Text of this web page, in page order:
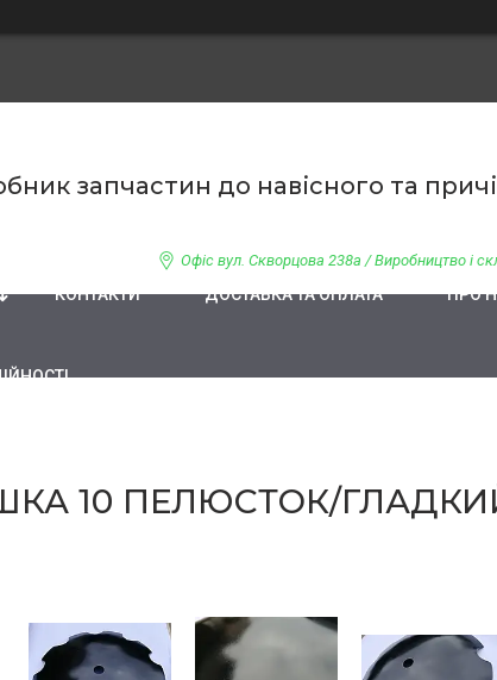
запчастин до навісного та
Офіс вул. Скворцова 238а / Виробництво і
КОНТАКТИ ДОСТАВКА ТА ОПЛАТА ПРО
10 ПЕЛЮСТОК/